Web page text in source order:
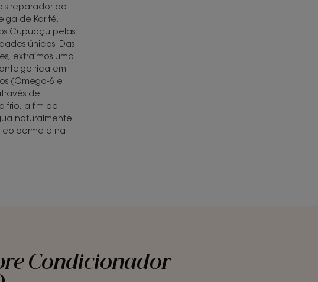
reparador do
de Karité,
Cupuaçu pelas
únicas. Das
extraímos uma
rica em
(Omega-6 e
de
frio, a fim de
naturalmente
epiderme e na
Condicionador